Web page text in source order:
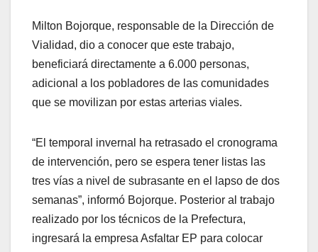
Milton Bojorque, responsable de la Dirección de
Vialidad, dio a conocer que este trabajo,
beneficiará directamente a 6.000 personas,
adicional a los pobladores de las comunidades
que se movilizan por estas arterias viales.
“El temporal invernal ha retrasado el cronograma
de intervención, pero se espera tener listas las
tres vías a nivel de subrasante en el lapso de dos
semanas”, informó Bojorque. Posterior al trabajo
realizado por los técnicos de la Prefectura,
ingresará la empresa Asfaltar EP para colocar